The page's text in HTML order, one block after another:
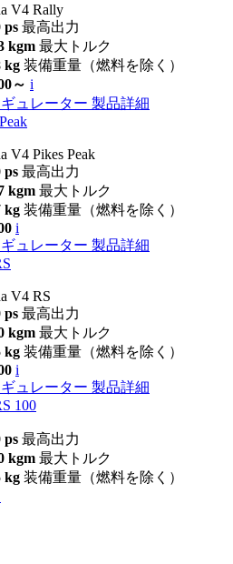
V4 Rally
ps 最高出力
kgm 最大トルク
kg 装備重量（燃料を除く）
～ i
ュレーター 製品詳細
V4 Pikes Peak
ps 最高出力
kgm 最大トルク
kg 装備重量（燃料を除く）
i
ュレーター 製品詳細
V4 RS
ps 最高出力
kgm 最大トルク
kg 装備重量（燃料を除く）
i
ュレーター 製品詳細
100
ps 最高出力
kgm 最大トルク
kg 装備重量（燃料を除く）